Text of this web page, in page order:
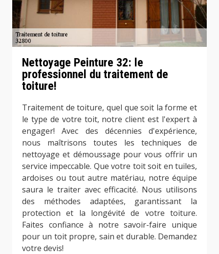
Nettoyage Peinture 32: le
professionnel du traitement de
toiture!
Traitement de toiture, quel que soit la forme et
le type de votre toit, notre client est l'expert à
engager! Avec des décennies d'expérience,
nous maîtrisons toutes les techniques de
nettoyage et démoussage pour vous offrir un
service impeccable. Que votre toit soit en tuiles,
ardoises ou tout autre matériau, notre équipe
saura le traiter avec efficacité. Nous utilisons
des méthodes adaptées, garantissant la
protection et la longévité de votre toiture.
Faites confiance à notre savoir-faire unique
pour un toit propre, sain et durable. Demandez
votre devis!